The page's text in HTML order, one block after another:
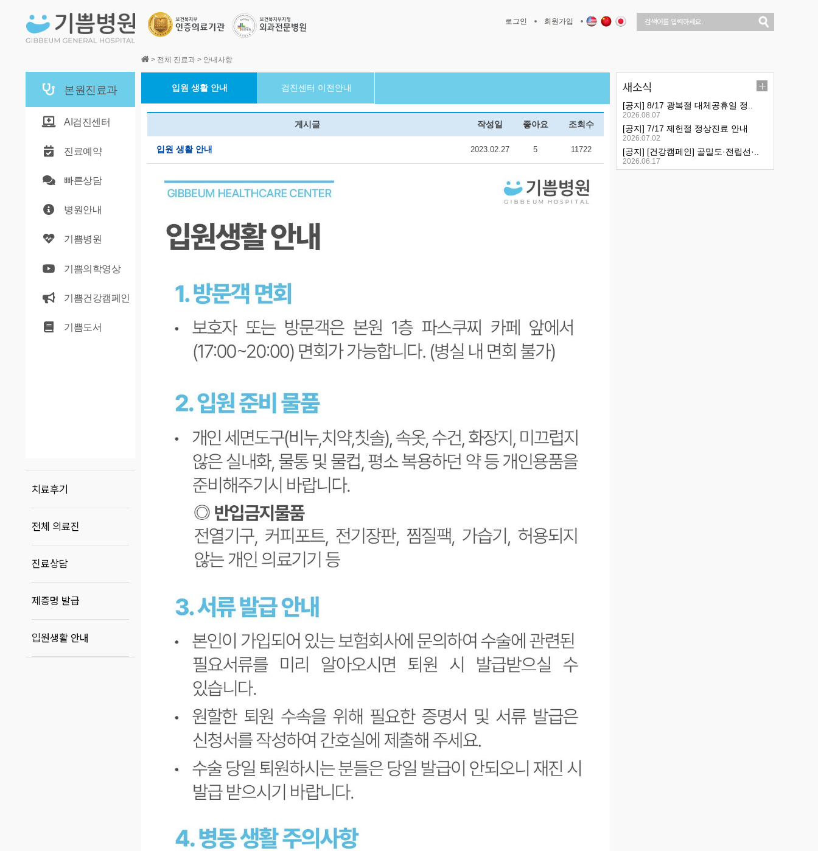
로그인 회원가입
본원진료과
AI검진센터
진료예약
빠른상담
병원안내
기쁨병원
기쁨의학영상
기쁨건강캠페인
기쁨도서
치료후기
전체 의료진
진료상담
제증명 발급
입원생활 안내
> 전체 진료과 > 안내사항
입원 생활 안내 검진센터 이전안내
게시글 작성일 좋아요 조회수
입원 생활 안내 2023.02.27 5 11722
새소식
[공지] 8/17 광복절 대체공휴일 정..
2026.08.07
[공지] 7/17 제헌절 정상진료 안내
2026.07.02
[공지] [건강캠페인] 골밀도·전립선·..
2026.06.17